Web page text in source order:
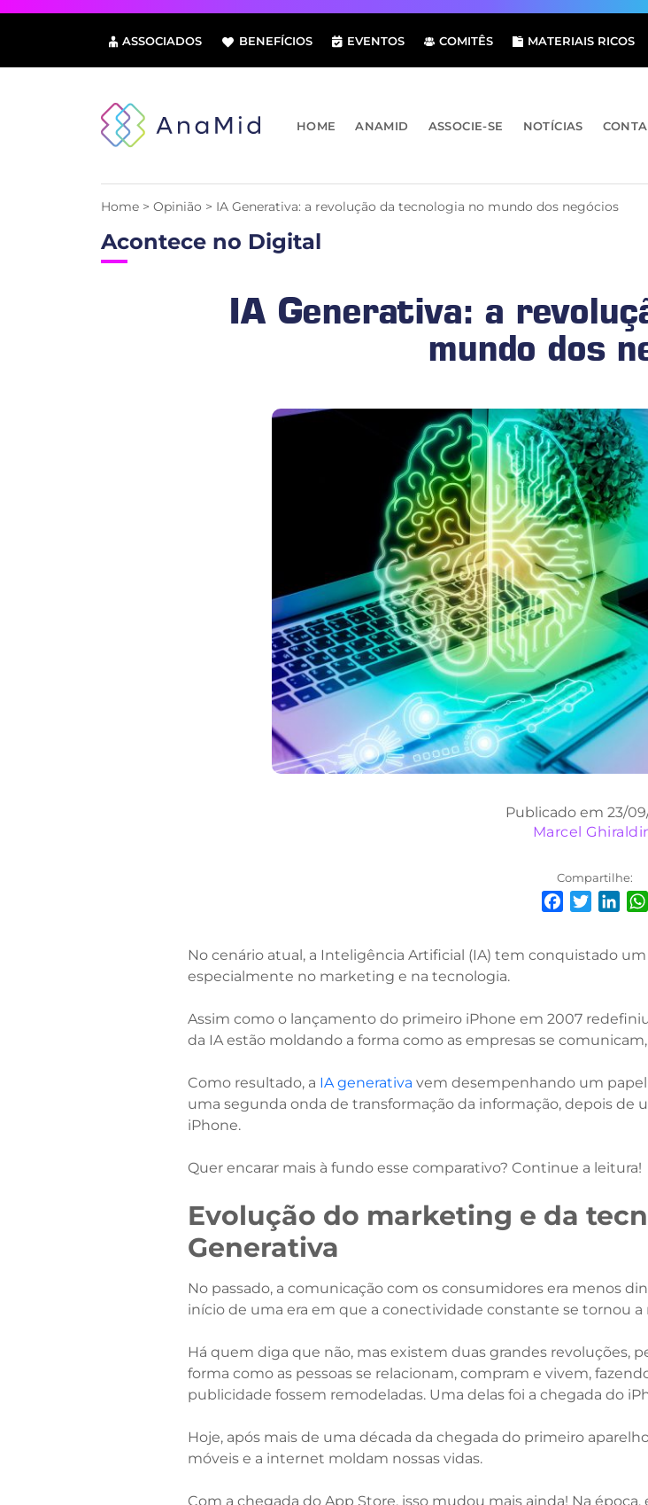
Pular
conteúdo
ASSOCIADOS BENEFÍCIOS EVENTOS COMITÊS MATERIAIS RICOS
HOME ANAMID ASSOCIE-SE NOTÍCIAS
Home > Opinião > IA Generativa: a revolução da tecnologia no mundo dos negócios
Acontece no Digital
IA Generativa: a
mundo dos
Publicado em 23/
Marcel
Compartilhe:
No cenário atual, a Inteligência Artificial (IA) tem conquistado
especialmente no marketing e na tecnologia.
Assim como o lançamento do primeiro iPhone em 2007
da IA estão moldando a forma como as empresas se
Como resultado, a IA generativa vem desempenhando um papel
uma segunda onda de transformação da informação, depois
iPhone.
Quer encarar mais à fundo esse comparativo? Continue a leitura!
Evolução do marketing e da
Generativa
No passado, a comunicação com os consumidores era menos
início de uma era em que a conectividade constante se tornou a
Há quem diga que não, mas existem duas grandes revoluções,
forma como as pessoas se relacionam, compram e vivem,
publicidade fossem remodeladas. Uma delas foi a chegada do
Hoje, após mais de uma década da chegada do primeiro
móveis e a internet moldam nossas vidas.
Com a chegada do App Store, isso mudou mais ainda! Na